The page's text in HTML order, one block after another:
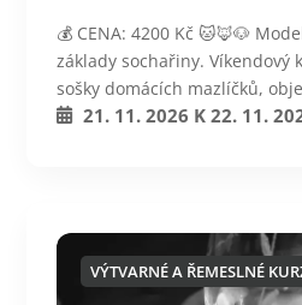
💰 CENA: 4200 Kč 🐱🦊🐶
základy sochařiny. Víkendový
sošky domácích mazlíčků,
21. 11. 2026 K 22. 11.
VÝTVARNÉ A ŘEMESLNÉ